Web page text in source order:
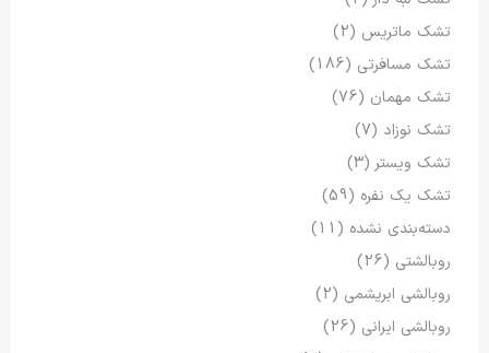
تشک ماتریس (2)
تشک مسافرتی (186)
تشک مهمان (76)
تشک نوزاد (7)
تشک ویستر (3)
تشک یک نفره (59)
دسته‌بندی نشده (11)
روبالشتی (26)
روبالشی ابریشمی (2)
روبالشی ایرانی (26)